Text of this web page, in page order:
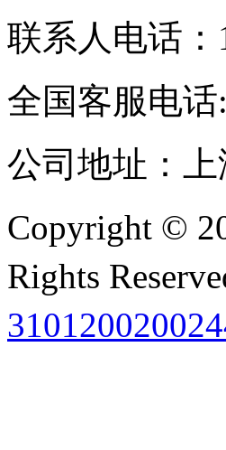
联系人电话：
全国客服电话
公司地址：
Copyright ©
Rights